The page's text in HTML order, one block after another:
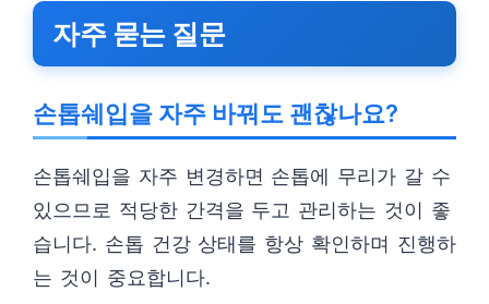
자주 묻는 질문
손톱쉐입을 자주 바꿔도 괜찮나요?
손톱쉐입을 자주 변경하면 손톱에 무리가 갈 수
있으므로 적당한 간격을 두고 관리하는 것이 좋
습니다. 손톱 건강 상태를 항상 확인하며 진행하
는 것이 중요합니다.